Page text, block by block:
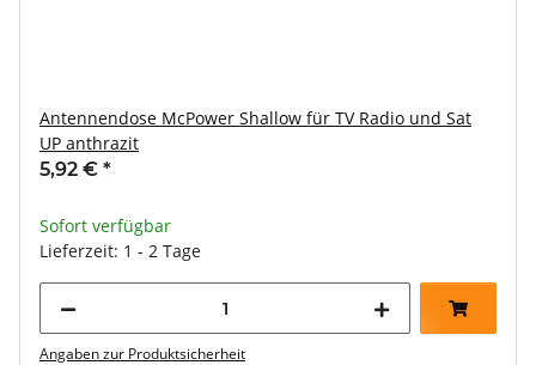
Antennendose McPower Shallow für TV Radio und Sat
UP anthrazit
5,92 € *
Sofort verfügbar
Lieferzeit: 1 - 2 Tage
Angaben zur Produktsicherheit